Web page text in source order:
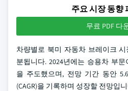
주요 시장 동향
무료 PDF 다
차량별로 북미 자동차 브레이크
분됩니다. 2024년에는 승용차 부
을 주도했으며, 전망 기간 동안
(CAGR)을 기록하며 성장할 전망입